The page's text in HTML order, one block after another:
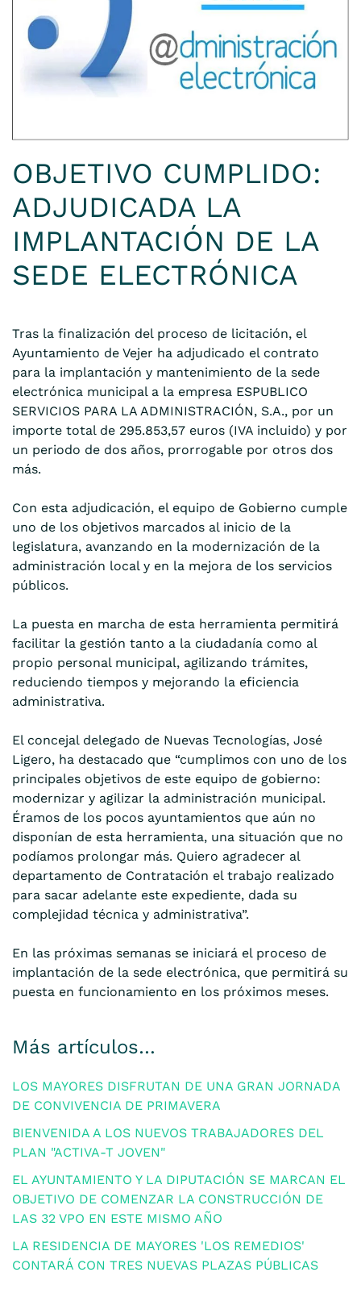
OBJETIVO CUMPLIDO:
ADJUDICADA LA
IMPLANTACIÓN DE LA
SEDE ELECTRÓNICA
Tras la finalización del proceso de licitación, el
Ayuntamiento de Vejer ha adjudicado el contrato
para la implantación y mantenimiento de la sede
electrónica municipal a la empresa ESPUBLICO
SERVICIOS PARA LA ADMINISTRACIÓN, S.A., por un
importe total de 295.853,57 euros (IVA incluido) y por
un periodo de dos años, prorrogable por otros dos
más.
Con esta adjudicación, el equipo de Gobierno cumple
uno de los objetivos marcados al inicio de la
legislatura, avanzando en la modernización de la
administración local y en la mejora de los servicios
públicos.
La puesta en marcha de esta herramienta permitirá
facilitar la gestión tanto a la ciudadanía como al
propio personal municipal, agilizando trámites,
reduciendo tiempos y mejorando la eficiencia
administrativa.
El concejal delegado de Nuevas Tecnologías, José
Ligero, ha destacado que “cumplimos con uno de los
principales objetivos de este equipo de gobierno:
modernizar y agilizar la administración municipal.
Éramos de los pocos ayuntamientos que aún no
disponían de esta herramienta, una situación que no
podíamos prolongar más. Quiero agradecer al
departamento de Contratación el trabajo realizado
para sacar adelante este expediente, dada su
complejidad técnica y administrativa”.
En las próximas semanas se iniciará el proceso de
implantación de la sede electrónica, que permitirá su
puesta en funcionamiento en los próximos meses.
Más artículos…
LOS MAYORES DISFRUTAN DE UNA GRAN JORNADA
DE CONVIVENCIA DE PRIMAVERA
BIENVENIDA A LOS NUEVOS TRABAJADORES DEL
PLAN "ACTIVA-T JOVEN"
EL AYUNTAMIENTO Y LA DIPUTACIÓN SE MARCAN EL
OBJETIVO DE COMENZAR LA CONSTRUCCIÓN DE
LAS 32 VPO EN ESTE MISMO AÑO
LA RESIDENCIA DE MAYORES 'LOS REMEDIOS'
CONTARÁ CON TRES NUEVAS PLAZAS PÚBLICAS